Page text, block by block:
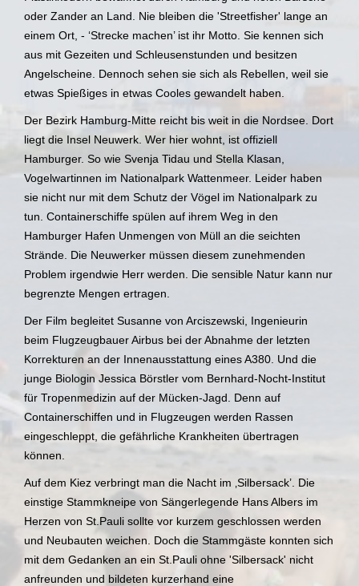
oder Zander an Land. Nie bleiben die 'Streetfisher' lange an
einem Ort, - ‘Strecke machen’ ist ihr Motto. Sie kennen sich
aus mit Gezeiten und Schleusenstunden und besitzen
Angelscheine. Dennoch sehen sie sich als Rebellen, weil sie
etwas Spießiges in etwas Cooles gewandelt haben.
Der Bezirk Hamburg-Mitte reicht bis weit in die Nordsee. Dort
liegt die Insel Neuwerk. Wer hier wohnt, ist offiziell
Hamburger. So wie Svenja Tidau und Stella Klasan,
Vogelwartinnen im Nationalpark Wattenmeer. Leider haben
sie nicht nur mit dem Schutz der Vögel im Nationalpark zu
tun. Containerschiffe spülen auf ihrem Weg in den
Hamburger Hafen Unmengen von Müll an die seichten
Strände. Die Neuwerker müssen diesem zunehmenden
Problem irgendwie Herr werden. Die sensible Natur kann nur
begrenzte Mengen ertragen.
Der Film begleitet Susanne von Arciszewski, Ingenieurin
beim Flugzeugbauer Airbus bei der Abnahme der letzten
Korrekturen an der Innenausstattung eines A380. Und die
junge Biologin Jessica Börstler vom Bernhard-Nocht-Institut
für Tropenmedizin auf der Mücken-Jagd. Denn auf
Containerschiffen und in Flugzeugen werden Rassen
eingeschleppt, die gefährliche Krankheiten übertragen
können.
Auf dem Kiez verbringt man die Nacht im ‚Silbersack’. Die
einstige Stammkneipe von Sängerlegende Hans Albers im
Herzen von St.Pauli sollte vor kurzem geschlossen werden
und Neubauten weichen. Doch die Stammgäste konnten sich
mit dem Gedanken an ein St.Pauli ohne 'Silbersack' nicht
anfreunden und bildeten kurzerhand eine